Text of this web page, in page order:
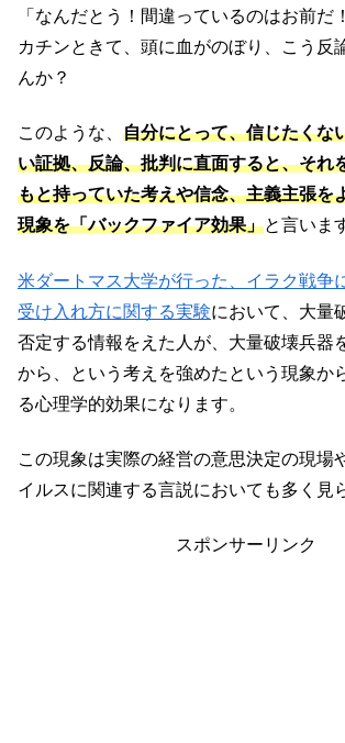
「なんだとう！間違っているのはお前だ
カチンときて、頭に血がのぼり、こう反
んか？
このような、 自分にとって、信じたくな
い証拠、反論、批判に直面すると、それ
もと持っていた考えや信念、主義主張を
現象を「バックファイア効果」と言いま
米ダートマス大学が行った、イラク戦争
受け入れ方に関する実験において、大量
否定する情報をえた人が、大量破壊兵器
から、という考えを強めたという現象か
る心理学的効果になります。
この現象は実際の経営の意思決定の現場
イルスに関連する言説においても多く見
スポンサーリンク